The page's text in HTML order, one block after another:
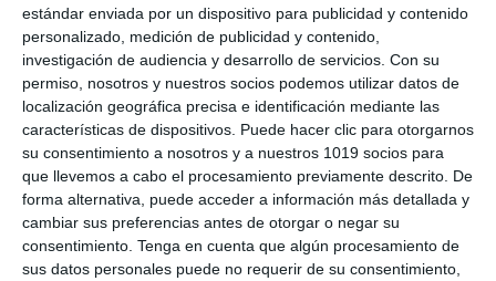
estándar enviada por un dispositivo para publicidad y contenido
personalizado, medición de publicidad y contenido,
investigación de audiencia y desarrollo de servicios. Con su
permiso, nosotros y nuestros socios podemos utilizar datos de
localización geográfica precisa e identificación mediante las
características de dispositivos. Puede hacer clic para otorgarnos
su consentimiento a nosotros y a nuestros 1019 socios para
que llevemos a cabo el procesamiento previamente descrito. De
forma alternativa, puede acceder a información más detallada y
cambiar sus preferencias antes de otorgar o negar su
consentimiento. Tenga en cuenta que algún procesamiento de
sus datos personales puede no requerir de su consentimiento,
Fomento del pensamiento crítico y la
creatividad: La PAU 2025 pone énfasis en
la evaluación de competencias clave como
el pensamiento crítico, la resolución de
problemas y la creatividad. Los exámenes
están diseñados para evaluar no solo lo que
los estudiantes han memorizado, sino cómo
aplican sus conocimientos de manera
práctica y reflexiva.